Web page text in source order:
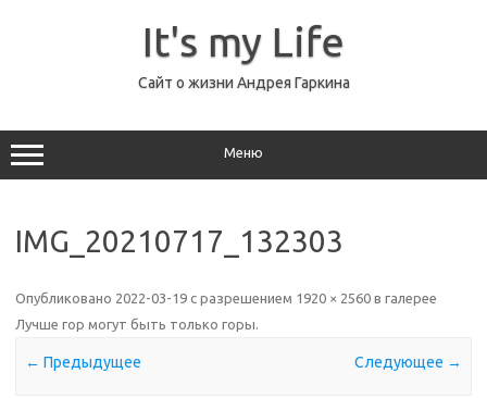
It's my Life
Сайт о жизни Андрея Гаркина
Меню
IMG_20210717_132303
Опубликовано 2022-03-19 с разрешением 1920 × 2560 в галерее
Лучше гор могут быть только горы.
← Предыдущее Следующее →